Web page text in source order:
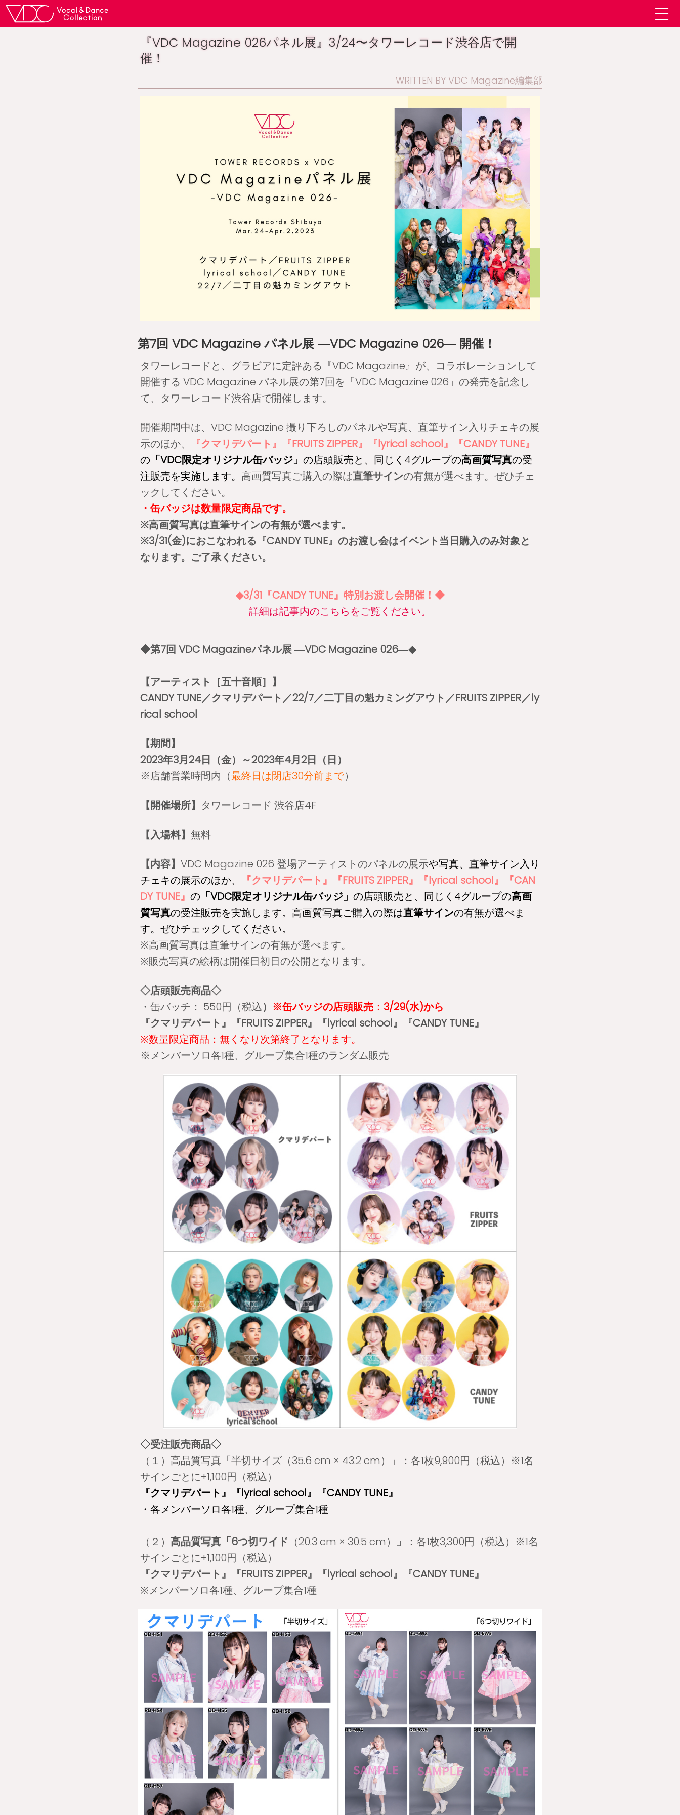
『VDC Magazine 026パネル展』3/24〜タワーレコード渋谷店で開
催！
WRITTEN BY VDC Magazine編集部
第7回 VDC Magazine パネル展 ―VDC Magazine 026― 開催！
タワーレコードと、グラビアに定評ある『VDC Magazine』が、コラボレーションして
開催する VDC Magazine パネル展の第7回を「VDC Magazine 026」の発売を記念し
て、タワーレコード渋谷店で開催します。
開催期間中は、VDC Magazine 撮り下ろしのパネルや写真、直筆サイン入りチェキの展
示のほか、
『クマリデパート』『FRUITS ZIPPER』『lyrical school』『CANDY TUNE』
の 「VDC限定オリジナル缶バッジ」 の店頭販売と、同じく4グループの高画質写真の受
注販売を実施します。 高画質写真ご購入の際は直筆サインの有無が選べます。ぜひチェ
ックしてください。
・缶バッジは数量限定商品です。
※高画質写真は直筆サインの有無が選べます。
※3/31(金)におこなわれる『CANDY TUNE』のお渡し会はイベント当日購入のみ対象と
なります。ご了承ください。
◆3/31『CANDY TUNE』特別お渡し会開催！◆
詳細は記事内のこちらをご覧ください。
◆第7回 VDC Magazineパネル展 ―VDC Magazine 026―◆
【アーティスト［五十音順］】
CANDY TUNE／クマリデパート／22/7／二丁目の魁カミングアウト／FRUITS ZIPPER／ly
rical school
【期間】
2023年3月24日（金）～2023年4月2日（日）
※店舗営業時間内（最終日は閉店30分前まで）
【開催場所】 タワーレコード 渋谷店4F
【入場料】 無料
【内容】 VDC Magazine 026 登場アーティストのパネルの展示や写真、直筆サイン入り
チェキの展示のほか、
『クマリデパート』『FRUITS ZIPPER』『lyrical school』『CAN
DY TUNE』 の 「VDC限定オリジナル缶バッジ」 の店頭販売と、同じく4グループの高画
質写真の受注販売を実施します。 高画質写真ご購入の際は直筆サインの有無が選べま
す。ぜひチェックしてください。
※高画質写真は直筆サインの有無が選べます。
※販売写真の絵柄は開催日初日の公開となります。
◇店頭販売商品◇
・缶バッチ： 550円（税込） ※缶バッジの店頭販売：3/29(水)から
『クマリデパート』『FRUITS ZIPPER』『lyrical school』『CANDY TUNE』
※数量限定商品：無くなり次第終了となります。
※メンバーソロ各1種、グループ集合1種のランダム販売
◇受注販売商品◇
（１）高品質写真「半切サイズ（35.6 cm × 43.2 cm）
」：各1枚9,900円（税込）※1名
サインごとに+1,100円（税込）
『クマリデパート』『lyrical school』『CANDY TUNE』
・各メンバーソロ各1種、グループ集合1種
（２） 高品質写真「6つ切ワイド （20.3 cm × 30.5 cm） 」
：各1枚3,300円（税込）※1名
サインごとに+1,100円（税込）
『クマリデパート』『FRUITS ZIPPER』『lyrical school』『CANDY TUNE』
※メンバーソロ各1種、グループ集合1種